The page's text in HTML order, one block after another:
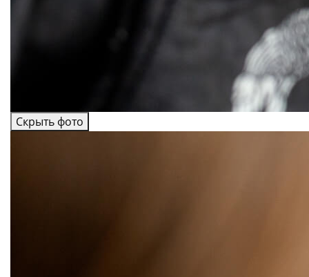
Скрыть фото